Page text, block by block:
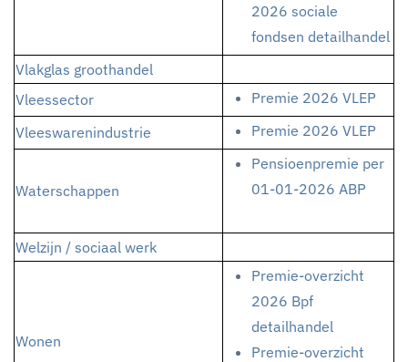
2026 sociale
fondsen detailhandel
Vlakglas groothandel
Vleessector
Premie 2026 VLEP
Vleeswarenindustrie
Premie 2026 VLEP
Waterschappen
Pensioenpremie per
01-01-2026 ABP
Welzijn / sociaal werk
Wonen
Premie-overzicht
2026 Bpf
detailhandel
Premie-overzicht